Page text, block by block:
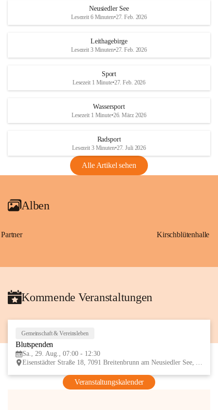
S
und den daraus folgenden wirtschaftlichen
Maßnahmen zur Bekämpfung
Rebe und der Amerikanischen
Anhang VBl. EU Nr. 18
1 Seite•1,4 MB
VBl. EU Nr. 18_2026
r
S
Neusiedler See
Lesezeit 6 Minuten•27. Feb. 2026
Leithagebirge
Lesezeit 3 Minuten•27. Feb. 2026
Sport
Lesezeit 1 Minute•27. Feb. 2026
Wassersport
Lesezeit 1 Minute•26. März 2026
Radsport
Lesezeit 3 Minuten•27. Juli 2026
Alle Artikel sehen
Alben
Partner Kirschblütenhalle
Kommende Veranstaltungen
Gemeinschaft & Vereinsleben
Blutspenden
Sa., 29. Aug., 07:00 - 12:30
Eisenstädter Straße 18, 7091 Breitenbrunn am Neusiedler See, AUT
Veranstaltungskalender